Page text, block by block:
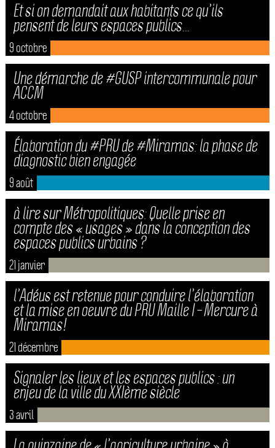
Et si on demandait aux habitants ce qu’ils
pensent de leurs espaces publics…
9 octobre
Une démarche de #GUSP intercommunale pour
ACCM
4 octobre
Élaboration du #PRU de #Miramas: la phase de
diagnostic bien engagée
9 août
à lire sur Métropolitiques: Quelle prise en
compte des « usages » dans la conception des
espaces publics urbains ?
21 janvier
l’Adéus est retenue pour conduire l’élaboration
et la mise en oeuvre du PRU Maille I – Mercure à
Miramas!
21 décembre
Signaler les lieux et les espaces publics : un
enjeu de la ville du XXIème siècle
3 avril